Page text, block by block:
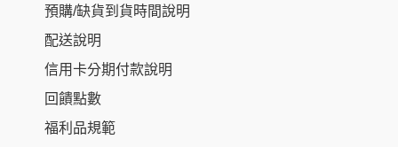
預購/缺貨到貨時間說明
配送說明
信用卡分期付款說明
回饋點數
福利品規範